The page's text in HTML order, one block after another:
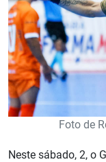
Foto de
Neste sábado, 2, o